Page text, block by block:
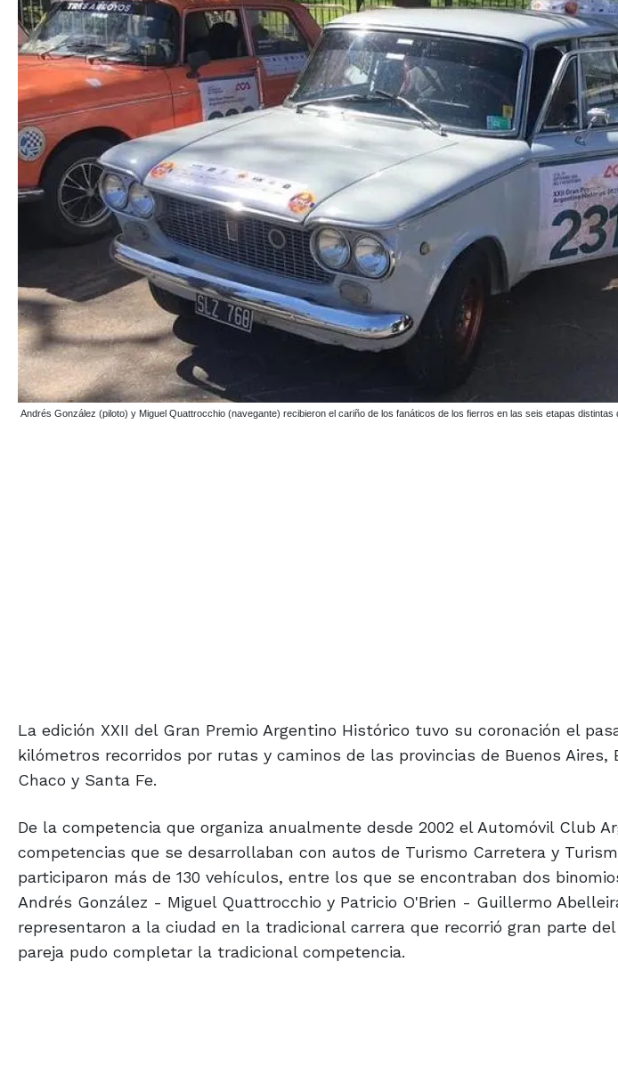
Andrés González (piloto) y Miguel Quattrocchio (navegante) recibieron el cariño de los fanáticos de los fierros en las seis etapas distintas
La edición XXII del Gran Premio Argentino Histórico tuvo su coronación el
kilómetros recorridos por rutas y caminos de las provincias de Buenos Aires,
Chaco y Santa Fe.
De la competencia que organiza anualmente desde 2002 el Automóvil Club
competencias que se desarrollaban con autos de Turismo Carretera y
participaron más de 130 vehículos, entre los que se encontraban dos
Andrés González - Miguel Quattrocchio y Patricio O'Brien - Guillermo
representaron a la ciudad en la tradicional carrera que recorrió gran parte
pareja pudo completar la tradicional competencia.